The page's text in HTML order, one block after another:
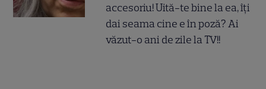
accesoriu! Uită-te bine la ea, îți
dai seama cine e în poză? Ai
văzut-o ani de zile la TV!!